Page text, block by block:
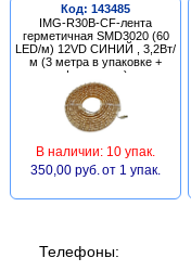
Код: 143485
IMG-R30B-CF-лента
герметичная SMD3020 (60
LED/м) 12VD СИНИЙ , 3,2Вт/
м (3 метра в упаковке +
фурнитура)
В наличии: 10 упак.
350,00 руб. от 1 упак.
Телефоны: